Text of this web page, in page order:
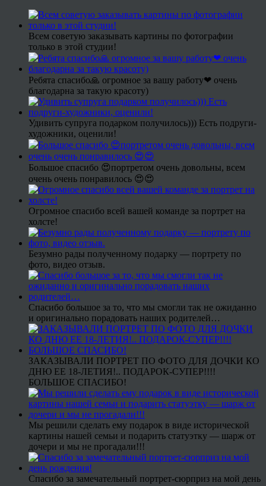
Всем советую заказывать картины по фотографии
только в этой студии!
Ребята спасибо🙏 огромное за вашу работу❤ очень
благодарна за такую красоту)
Удивить супруга подарком получилось))) Есть подруги-
художники, оценили!
Большое спасибо 😍портретом очень довольны, всем
очень очень понравилось 😍😍
Огромное спасибо всей вашей команде за портрет на
холсте!
Безумно рады полученному подарку — портрету по
фото, видео отзыв.
Спасибо большое за то, что мы смогли так не ожиданно
и оригинально порадовать наших родителей…
ЗАКАЗЫВАЛИ ПОРТРЕТ ПО ФОТО ДЛЯ ДОЧКИ КО
ДНЮ ЕЕ 18-ЛЕТИЯ!.. ПОДАРОК-СУПЕР!!!!
БОЛЬШОЕ СПАСИБО!
Мы решили сделать ему подарок в виде исторической
картины нашей семьи и подарить статуэтку — шарж от
дочери и мы не прогадали!!!
Спасибо за замечательный портрет-сюрприз на мой день